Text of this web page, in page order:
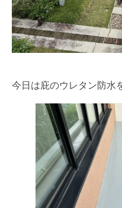
今日は庇のウレタン防水